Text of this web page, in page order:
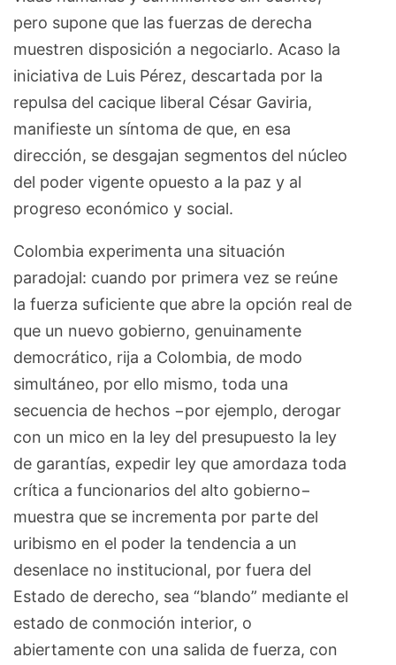
pero supone que las fuerzas de derecha
muestren disposición a negociarlo. Acaso la
iniciativa de Luis Pérez, descartada por la
repulsa del cacique liberal César Gaviria,
manifieste un síntoma de que, en esa
dirección, se desgajan segmentos del núcleo
del poder vigente opuesto a la paz y al
progreso económico y social.
Colombia experimenta una situación
paradojal: cuando por primera vez se reúne
la fuerza suficiente que abre la opción real de
que un nuevo gobierno, genuinamente
democrático, rija a Colombia, de modo
simultáneo, por ello mismo, toda una
secuencia de hechos −por ejemplo, derogar
con un mico en la ley del presupuesto la ley
de garantías, expedir ley que amordaza toda
crítica a funcionarios del alto gobierno−
muestra que se incrementa por parte del
uribismo en el poder la tendencia a un
desenlace no institucional, por fuera del
Estado de derecho, sea “blando” mediante el
estado de conmoción interior, o
abiertamente con una salida de fuerza, con